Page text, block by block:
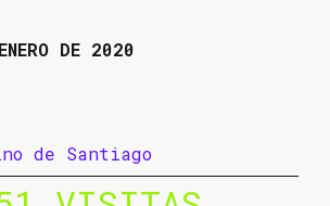
DE 2020
de Santiago